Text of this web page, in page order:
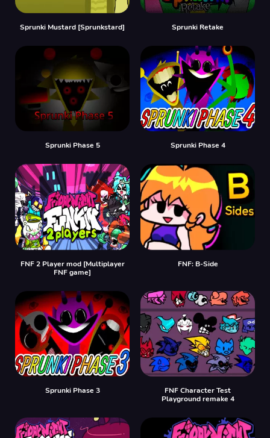
Sprunki Mustard [Sprunkstard] Sprunki Retake
Sprunki Phase 5 Sprunki Phase 4
FNF 2 Player mod [Multiplayer
FNF game]
FNF: B-Side
Sprunki Phase 3
FNF Character Test
Playground remake 4